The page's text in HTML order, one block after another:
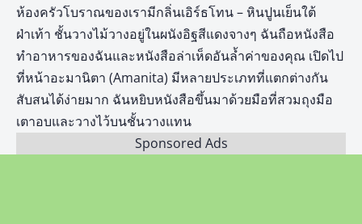
ห้องครัวโบราณของเรามีกลิ่นเอิร์ธโทน – หินปูนเย็นใต้
ฝ่าเท้า ชั้นวางไม้วางอยู่ในผนังอิฐสีแดงจางๆ ฉันถือหนังสือ
ทำอาหารของฉันและหนังสือล่าเห็ดอันล้ำค่าของคุณ เปิดไป
ที่หน้าอะมานิตา (Amanita) มีหลายประเภทที่แตกต่างกัน
สับสนได้ง่ายมาก ฉันหยิบหนังสือขึ้นมาด้วยมือที่สวมถุงมือ
เตาอบและวางไว้บนชั้นวางแทน
Sponsored Ads